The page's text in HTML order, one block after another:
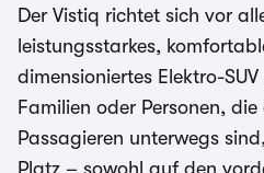
Der Vistiq richtet sich vor
leistungsstarkes,
dimensioniertes Elektro-
Familien oder Personen,
Passagieren unterwegs
Platz – sowohl auf den